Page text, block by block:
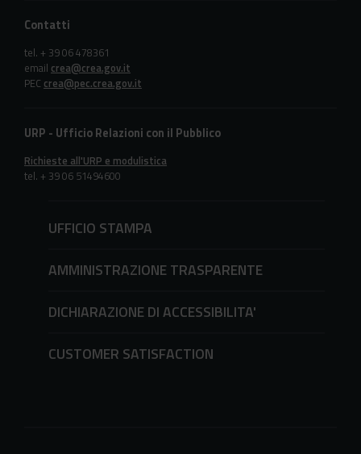
Contatti
tel. + 39 06 478361
email crea@crea.gov.it
PEC crea@pec.crea.gov.it
URP - Ufficio Relazioni con il Pubblico
Richieste all'URP e modulistica
tel. + 39 06 51494600
UFFICIO STAMPA
AMMINISTRAZIONE TRASPARENTE
DICHIARAZIONE DI ACCESSIBILITA'
CUSTOMER SATISFACTION